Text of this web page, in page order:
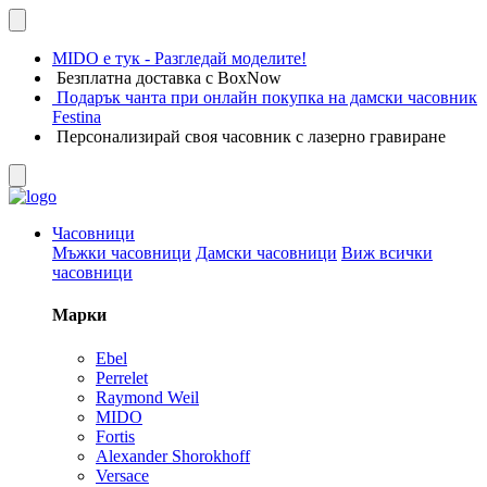
MIDO е тук - Разгледай моделите!
Безплатна доставка с BoxNow
Подарък чанта при онлайн покупка на дамски часовник
Festina
Персонализирай своя часовник с лазерно гравиране
Часовници
Мъжки часовници Дамски часовници Виж всички
часовници
Марки
Ebel
Perrelet
Raymond Weil
MIDO
Fortis
Alexander Shorokhoff
Versace